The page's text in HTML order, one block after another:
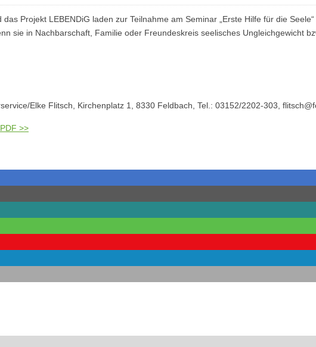
Projekt LEBENDiG laden zur Teilnahme am Seminar „Erste Hilfe für die
sie in Nachbarschaft, Familie oder Freundeskreis seelisches Ungleichgewicht
Elke Flitsch, Kirchenplatz 1, 8330 Feldbach, Tel.: 03152/2202-303,
>>